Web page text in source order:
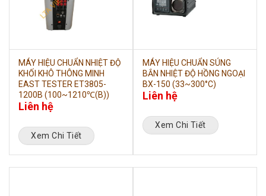
MÁY HIỆU CHUẨN NHIỆT ĐỘ
KHỐI KHÔ THÔNG MINH
EAST TESTER ET3805-
1200B (100~1210℃(B))
Liên hệ
Xem Chi Tiết
MÁY HIỆU CHUẨN SÚNG
BẮN NHIỆT ĐỘ HỒNG NGOẠI
BX-150 (33~300°C)
Liên hệ
Xem Chi Tiết